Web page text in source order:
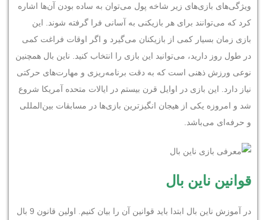
ویژگی‌های بازی‌های زیر شاخه پول می‌توان به ساده بودن آن‌ها اشاره
کرد که می‌توانند برای هر بازیکنی به آسانی فرا گرفته شوند. این
بازی زمان بسیار کمی از بازیکنان می‌گیرد و اگر اوقات فراغت کمی
در طول روز دارید، می‌توانید این بازی را انتخاب کنید. ناین بال همچنین
نوعی ورزش ذهنی است که به دقت برنامه‌ریزی و مهارت‌های حرکتی
نیاز دارد. این بازی در اوایل قرن بیستم در ایالات متحده آمریکا شروع
شد و امروزه یکی از هیجان انگیزترین بازی‌ها در مسابقات بین‌المللی
و حرفه‌ای می‌باشد.
قوانین ناین بال
در آموزش ناین بال ابتدا باید قوانین آن را بیان کنیم. اولین قانون 9 بال